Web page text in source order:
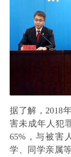
据了解，2018
害未成年人犯
65%，与被害
学、同学亲属